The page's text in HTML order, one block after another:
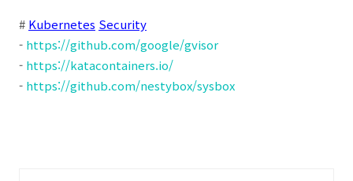
# Kubernetes Security
- https://github.com/google/gvisor
- https://katacontainers.io/
- https://github.com/nestybox/sysbox